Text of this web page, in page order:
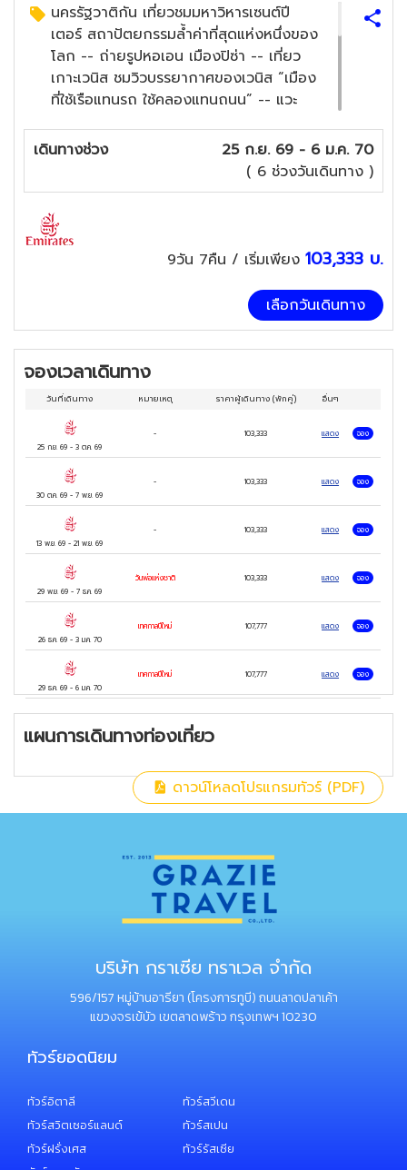
นครรัฐวาติกัน เที่ยวชมมหาวิหารเซนต์ปี
เตอร์ สถาปัตยกรรมล้ำค่าที่สุดแห่งหนึ่งของ
โลก -- ถ่ายรูปหอเอน เมืองปิซ่า -- เที่ยว
เกาะเวนิส ชมวิวบรรยากาศของเวนิส “เมือง
ที่ใช้เรือแทนรถ ใช้คลองแทนถนน” -- แวะ
พร้อมถ่ายรูปกับมหาวิหารแห่งมิลาน --
เที่ยวหมู่บ้านมูร์แรง -- ขึ้นเขาชิลธอร์น --
ล่องเรือแม่น้ำแซนน์ -- เข้าชมพระราชวังแวร์
ซายส์ -- ถ่ายรูปหอไอเฟล สัญลักษณ์ของ
นครปารีส
พาสต้าต้นตำหรับอิตาลี , ฟองดูว์ ต้น
ณ ภัตตาคารหมุนได้ 360 องศา ณ ยอด
เขาชิลธอร์น , เมนู หอยเอสคาโก้อบเนย + ส
เดินทางช่วง
25 ก.ย. 69 - 6 ม.ค. 70
( 6 ช่วงวันเดินทาง )
9วัน 7คืน / เริ่มเพียง 103,333 บ.
เลือกวันเดินทาง
จองเวลาเดินทาง
วันที่เดินทาง หมายเหตุ ราคาผู้เดินทาง (พักคู่) อื่นๆ
25 ก.ย. 69 -3 ต.ค. 69
- 103,333 แสดง จอง
30 ต.ค. 69 -7 พ.ย. 69
- 103,333 แสดง จอง
13 พ.ย. 69 -21 พ.ย. 69
- 103,333 แสดง จอง
29 พ.ย. 69 -7 ธ.ค. 69
วันพ่อแห่งชาติ 103,333 แสดง จอง
26 ธ.ค. 69- 3 ม.ค. 70
เทศกาลปีใหม่ 107,777 แสดง จอง
29 ธ.ค. 69- 6 ม.ค. 70
เทศกาลปีใหม่ 107,777 แสดง จอง
แผนการเดินทางท่องเที่ยว
ดาวน์โหลดโปรแกรมทัวร์ (PDF)
บริษัท กราเซีย ทราเวล จำกัด
596/157 หมู่บ้านอารียา (โครงการทูบี) ถนนลาดปลาเค้า
แขวงจรเข้บัว เขตลาดพร้าว กรุงเทพฯ 10230
ทัวร์ยอดนิยม
ทัวร์อิตาลี
ทัวร์สวิตเซอร์แลนด์
ทัวร์ฝรั่งเศส
ทัวร์สวีเดน
ทัวร์สเปน
ทัวร์รัสเซีย